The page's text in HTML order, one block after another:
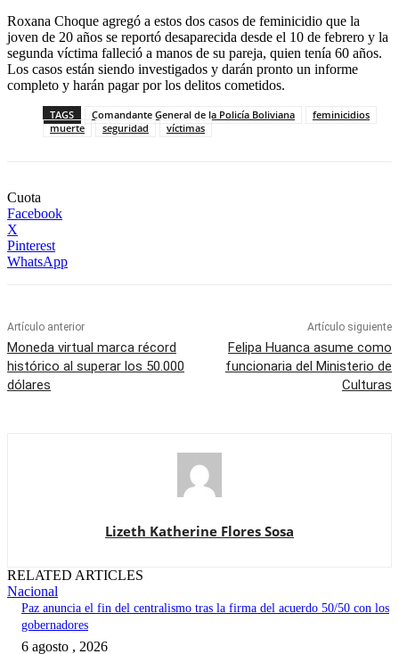
Roxana Choque agregó a estos dos casos de feminicidio que la
joven de 20 años se reportó desaparecida desde el 10 de febrero y la
segunda víctima falleció a manos de su pareja, quien tenía 60 años.
Los casos están siendo investigados y darán pronto un informe
completo y harán pagar por los delitos cometidos.
TAGS Comandante General de la Policía Boliviana
feminicidios
muerte
seguridad víctimas
Cuota
Facebook
X
Pinterest
WhatsApp
Artículo anterior
Moneda virtual marca récord
histórico al superar los 50.000
dólares
Artículo siguiente
Felipa Huanca asume como
funcionaria del Ministerio de
Culturas
Lizeth Katherine Flores Sosa
RELATED ARTICLES
Nacional
Paz anuncia el fin del centralismo tras la firma del acuerdo 50/50 con los
gobernadores
6 agosto , 2026